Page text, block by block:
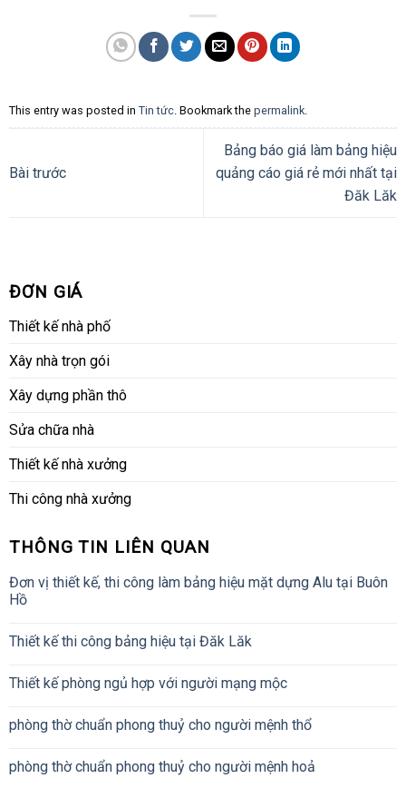
ĐƠN GIÁ
Thiết kế nhà phố
Xây nhà trọn gói
Xây dựng phần thô
Sửa chữa nhà
Thiết kế nhà xưởng
Thi công nhà xưởng
THÔNG TIN LIÊN QUAN
Đơn vị thiết kế, thi công làm bảng hiệu mặt dựng Alu tại Buôn
Hồ
Thiết kế thi công bảng hiệu tại Đăk Lăk
Thiết kế phòng ngủ hợp với người mạng mộc
phòng thờ chuẩn phong thuỷ cho người mệnh thổ
phòng thờ chuẩn phong thuỷ cho người mệnh hoả
This entry was posted in Tin tức. Bookmark the permalink.
Bài trước
Bảng báo giá làm bảng hiệu
quảng cáo giá rẻ mới nhất tại
Đăk Lăk